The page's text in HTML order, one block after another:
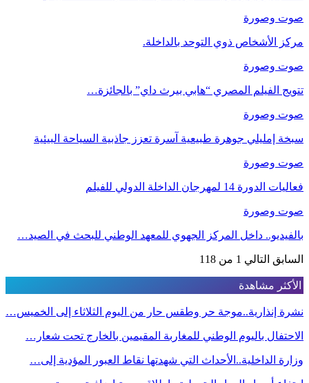
صوت وصورة
مركز الأشخاص ذوي التوحد بالداخلة.
صوت وصورة
تتويج الفيلم المصري “هابي بيرث داي” بالجائزة…
صوت وصورة
سبخة إمليلي جوهرة طبيعية آسرة تعزز جاذبية السياحة البيئية
صوت وصورة
فعاليات الدورة 14 لمهرجان الداخلة الدولي للفيلم
صوت وصورة
بالفيديو.. داخل المركز الجهوي للمعهد الوطني للبحث في الصيد…
السابق التالي 1 من 118
الأكثر مشاهدة
نشرة إنذارية..موجة حر وطقس حار من اليوم الثلاثاء إلى الخميس…
الاحتفال باليوم الوطني للمغاربة المقيمين بالخارج تحت شعار…
وزارة الداخلية..الأحداث التي شهدتها نقاط العبور المؤدية إلى…